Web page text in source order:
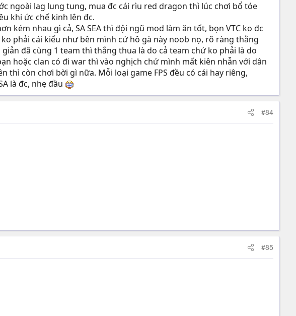
ngoài lag lung tung, mua đc cái rìu red dragon thì lúc chơi bổ tóe
khi ức chế kinh lên đc.
kém nhau gì cả, SA SEA thì đội ngũ mod làm ăn tốt, bọn VTC ko đc
phải cái kiểu như bên mình cứ hô gà này noob nọ, rõ ràng thằng
đã cùng 1 team thì thắng thua là do cả team chứ ko phải là do
hoặc clan có đi war thì vào nghịch chứ mình mất kiên nhẫn với dân
thì còn chơi bời gì nữa. Mỗi loại game FPS đều có cái hay riêng,
là đc, nhẹ đầu
#84
#85